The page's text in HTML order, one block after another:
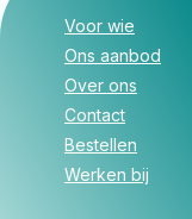
Voor wie
Ons aanbod
Over ons
Contact
Bestellen
Werken bij